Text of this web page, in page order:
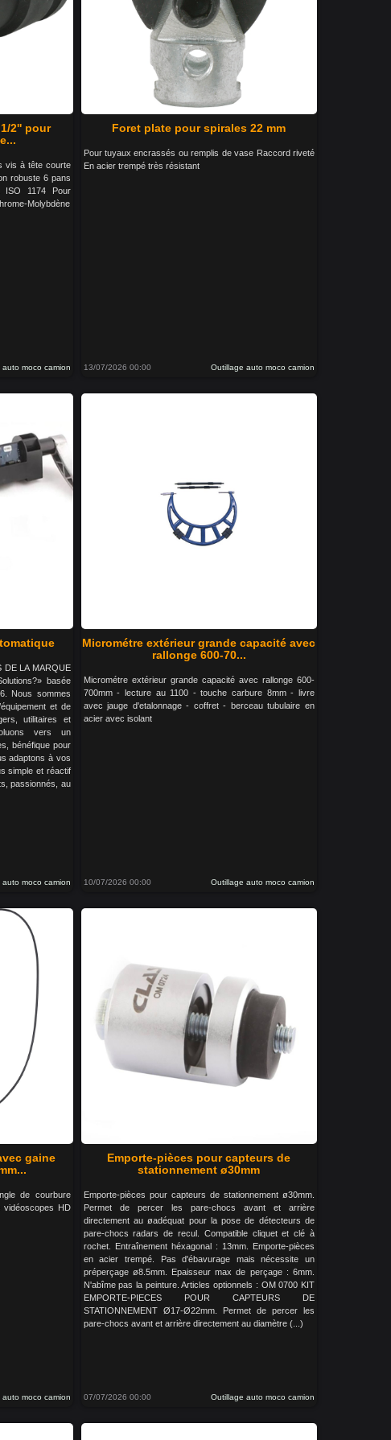
2'' pour
vis à tête courte
robuste 6 pans
ISO 1174 Pour
Molybdène
auto moco camion
Foret plate pour spirales 22 mm
Pour tuyaux encrassés ou remplis de vase Raccord riveté
En acier trempé très résistant
13/07/2026 00:00 Outillage auto moco camion
DE LA MARQUE
basée
Nous sommes
et de
utilitaires et
vers un
bénéfique pour
adaptons à vos
simple et réactif
passionnés, au
auto moco camion
Micrométre extérieur grande capacité avec
rallonge 600-70...
Micrométre extérieur grande capacité avec rallonge 600-
700mm - lecture au 1100 - touche carbure 8mm - livre
avec jauge d'etalonnage - coffret - berceau tubulaire en
acier avec isolant
10/07/2026 00:00 Outillage auto moco camion
gaine
de courbure
vidéoscopes HD
auto moco camion
Emporte-pièces pour capteurs de
stationnement ø30mm
Emporte-pièces pour capteurs de stationnement ø30mm.
Permet de percer les pare-chocs avant et arrière
directement au øadéquat pour la pose de détecteurs de
pare-chocs radars de recul. Compatible cliquet et clé à
rochet. Entraînement héxagonal : 13mm. Emporte-pièces
en acier trempé. Pas d'ébavurage mais nécessite un
préperçage ø8.5mm. Epaisseur max de perçage : 6mm.
N'abîme pas la peinture. Articles optionnels : OM 0700 KIT
EMPORTE-PIECES POUR CAPTEURS DE
STATIONNEMENT Ø17-Ø22mm. Permet de percer les
pare-chocs avant et arrière directement au diamètre (...)
07/07/2026 00:00 Outillage auto moco camion